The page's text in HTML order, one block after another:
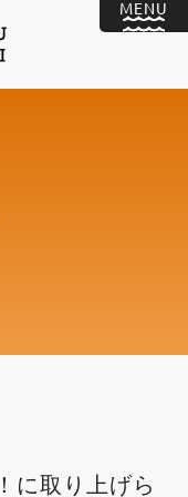
に取り上げら